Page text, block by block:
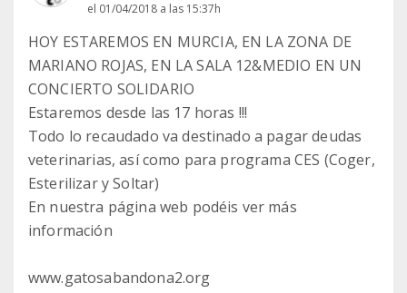
el 01/04/2018 a las 15:37h
HOY ESTAREMOS EN MURCIA, EN LA ZONA DE
MARIANO ROJAS, EN LA SALA 12&MEDIO EN UN
CONCIERTO SOLIDARIO
Estaremos desde las 17 horas !!!
Todo lo recaudado va destinado a pagar deudas
veterinarias, así como para programa CES (Coger,
Esterilizar y Soltar)
En nuestra página web podéis ver más
información
www.gatosabandona2.org